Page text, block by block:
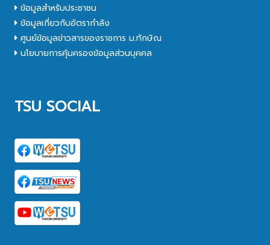
ข้อมูลสำหรับประชาชน
ข้อมูลเกี่ยวกับอัตรากำลัง
ศูนย์ข้อมูลข่าวสารของราชการ ม.ทักษิณ
นโยบายการคุ้มครองข้อมูลส่วนบุคคล
TSU SOCIAL